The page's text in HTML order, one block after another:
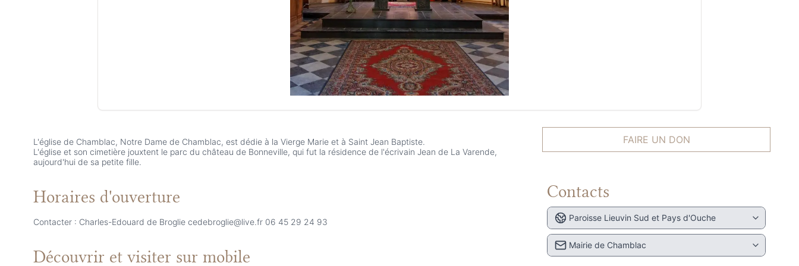
L'église de Chamblac, Notre Dame de Chamblac, est dédie à la Vierge Marie et à Saint Jean Baptiste.
L'église et son cimetière jouxtent le parc du château de Bonneville, qui fut la résidence de l'écrivain Jean de La Varende,
aujourd'hui de sa petite fille.
Horaires d'ouverture
Contacter : Charles-Edouard de Broglie cedebroglie@live.fr 06 45 29 24 93
Découvrir et visiter sur mobile
FAIRE UN DON
Contacts
Paroisse Lieuvin Sud et Pays d'Ouche
Mairie de Chamblac